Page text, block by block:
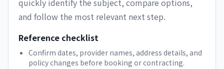
quickly identify the subject, compare options,
and follow the most relevant next step.
Reference checklist
Confirm dates, provider names, address details, and
policy changes before booking or contracting.